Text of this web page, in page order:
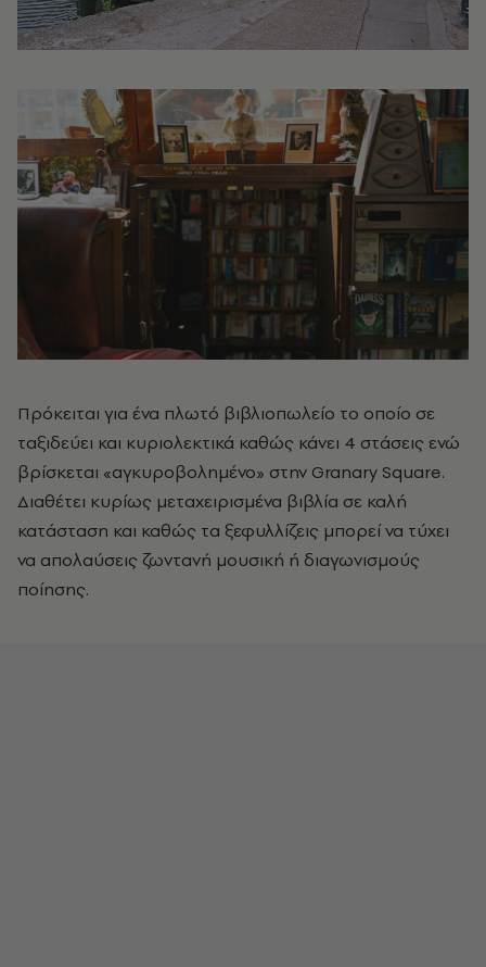
Πρόκειται για ένα πλωτό βιβλιοπωλείο το οποίο σε
ταξιδεύει και κυριολεκτικά καθώς κάνει 4 στάσεις ενώ
βρίσκεται «αγκυροβολημένο» στην Granary Square.
Διαθέτει κυρίως μεταχειρισμένα βιβλία σε καλή
κατάσταση και καθώς τα ξεφυλλίζεις μπορεί να τύχει
να απολαύσεις ζωντανή μουσική ή διαγωνισμούς
ποίησης.